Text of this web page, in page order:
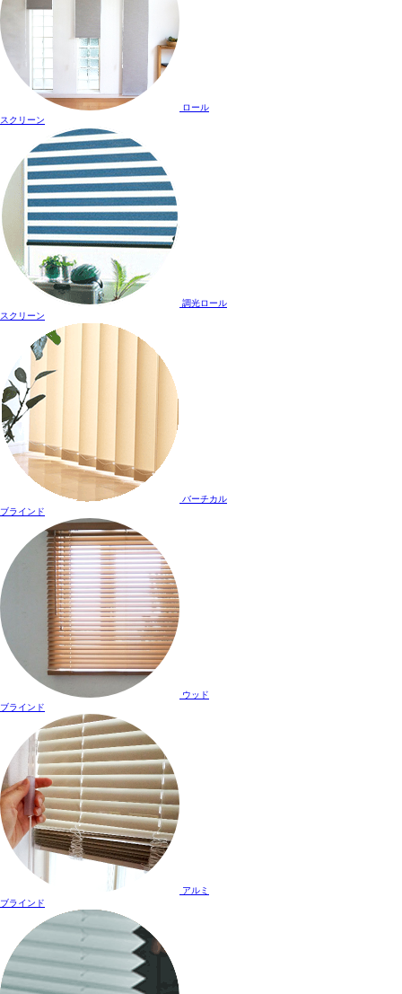
ロール
スクリーン
調光ロール
スクリーン
バーチカル
ブラインド
ウッド
ブラインド
アルミ
ブラインド